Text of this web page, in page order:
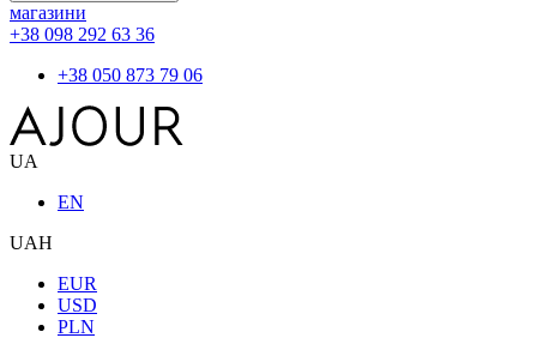
магазини
+38 098 292 63 36
+38 050 873 79 06
UA
EN
UAH
EUR
USD
PLN